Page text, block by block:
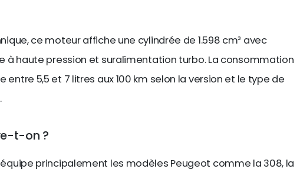
ce moteur affiche une cylindrée de 1.598 cm³ avec
à haute pression et suralimentation turbo. La consommation
entre 5,5 et 7 litres aux 100 km selon la version et le type de
t-on ?
équipe principalement les modèles Peugeot comme la 308, la